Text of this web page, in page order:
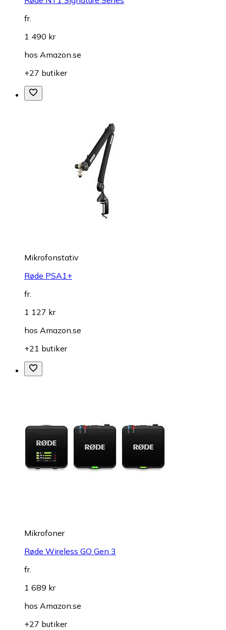
fr.
1 490 kr
hos Amazon.se
+27 butiker
Mikrofonstativ
Røde PSA1+
fr.
1 127 kr
hos Amazon.se
+21 butiker
Mikrofoner
Røde Wireless GO Gen 3
fr.
1 689 kr
hos Amazon.se
+27 butiker